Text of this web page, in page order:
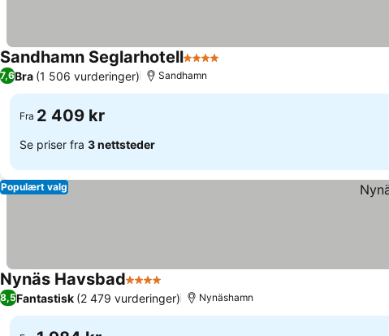
Sandhamn Seglarhotell4 Stjerner
7,6Bra (1 506 vurderinger) Sandhamn
Fra 2 409 kr
Se priser fra 3 nettsteder
Populært valg
Nynäs Havsbad4 Stjerner
8,5Fantastisk (2 479 vurderinger) Nynäshamn